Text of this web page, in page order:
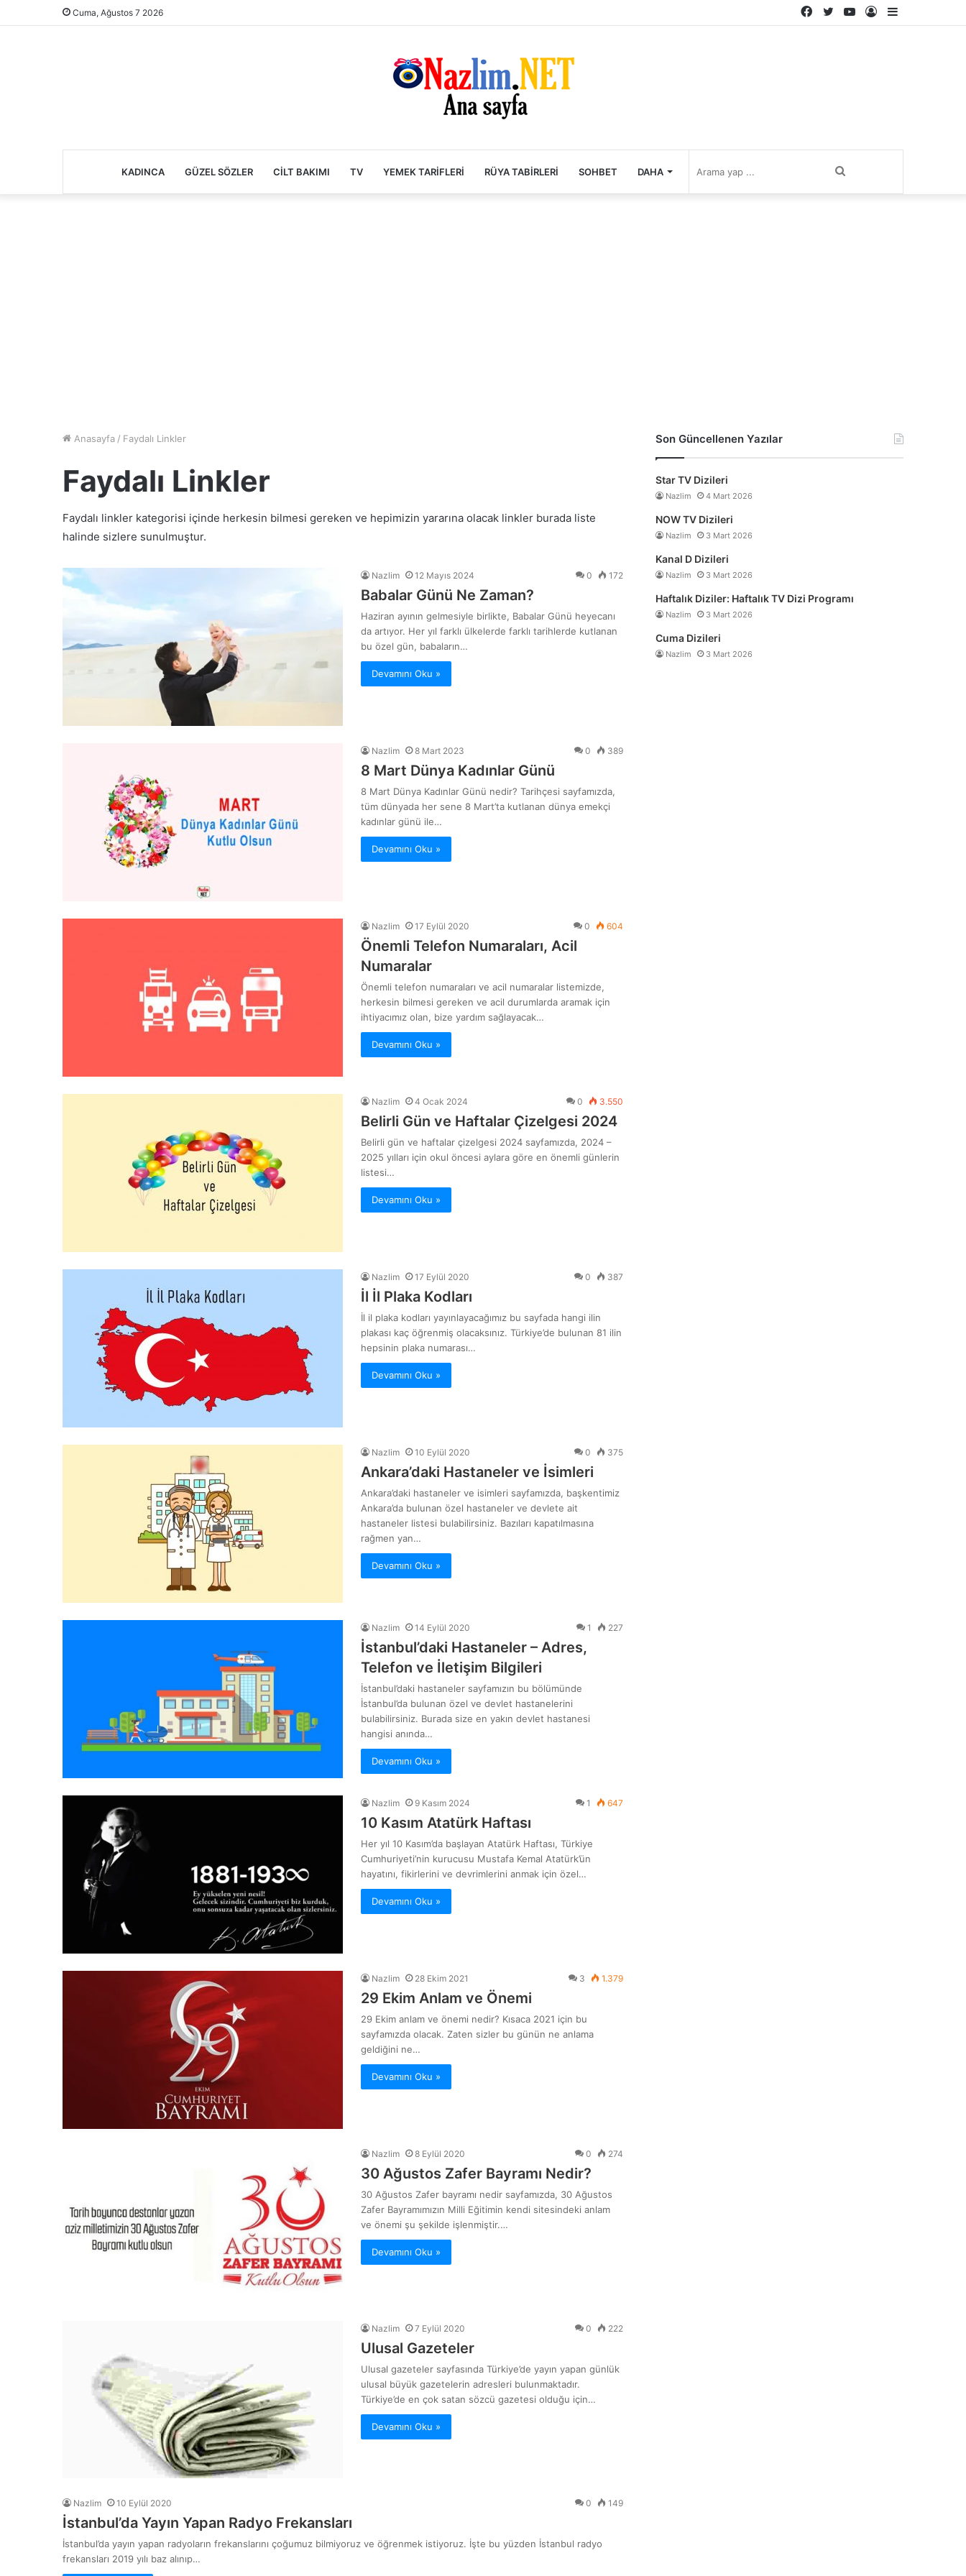
Cuma, Ağustos 7 2026
Kenar
Kayıt
YouTube
Twitter
Facebook
KADINCA GÜZEL SÖZLER CILT BAKIMI TV YEMEK TARIFLERI RÜYA TABIRLERI SOHBET DAHA
Anasayfa / Faydalı Linkler
Faydalı Linkler
Faydalı linkler kategorisi içinde herkesin bilmesi gereken ve hepimizin yararına olacak linkler burada liste
halinde sizlere sunulmuştur.
Nazlim 12 Mayıs 2024 0 172
Babalar Günü Ne Zaman?
Haziran ayının gelmesiyle birlikte, Babalar Günü heyecanı
da artıyor. Her yıl farklı ülkelerde farklı tarihlerde kutlanan
bu özel gün, babaların…
Devamını Oku »
Nazlim 8 Mart 2023 0 389
8 Mart Dünya Kadınlar Günü
8 Mart Dünya Kadınlar Günü nedir? Tarihçesi sayfamızda,
tüm dünyada her sene 8 Mart’ta kutlanan dünya emekçi
kadınlar günü ile…
Devamını Oku »
Nazlim 17 Eylül 2020 0 604
Önemli Telefon Numaraları, Acil
Numaralar
Önemli telefon numaraları ve acil numaralar listemizde,
herkesin bilmesi gereken ve acil durumlarda aramak için
ihtiyacımız olan, bize yardım sağlayacak…
Devamını Oku »
Nazlim 4 Ocak 2024 0 3.550
Belirli Gün ve Haftalar Çizelgesi 2024
Belirli gün ve haftalar çizelgesi 2024 sayfamızda, 2024 –
2025 yılları için okul öncesi aylara göre en önemli günlerin
listesi…
Devamını Oku »
Nazlim 17 Eylül 2020 0 387
İl İl Plaka Kodları
İl il plaka kodları yayınlayacağımız bu sayfada hangi ilin
plakası kaç öğrenmiş olacaksınız. Türkiye’de bulunan 81 ilin
hepsinin plaka numarası…
Devamını Oku »
Nazlim 10 Eylül 2020 0 375
Ankara’daki Hastaneler ve İsimleri
Ankara’daki hastaneler ve isimleri sayfamızda, başkentimiz
Ankara’da bulunan özel hastaneler ve devlete ait
hastaneler listesi bulabilirsiniz. Bazıları kapatılmasına
rağmen yan…
Devamını Oku »
Nazlim 14 Eylül 2020 1 227
İstanbul’daki Hastaneler – Adres,
Telefon ve İletişim Bilgileri
İstanbul’daki hastaneler sayfamızın bu bölümünde
İstanbul’da bulunan özel ve devlet hastanelerini
bulabilirsiniz. Burada size en yakın devlet hastanesi
hangisi anında…
Devamını Oku »
Nazlim 9 Kasım 2024 1 647
10 Kasım Atatürk Haftası
Her yıl 10 Kasım’da başlayan Atatürk Haftası, Türkiye
Cumhuriyeti’nin kurucusu Mustafa Kemal Atatürk’ün
hayatını, fikirlerini ve devrimlerini anmak için özel…
Devamını Oku »
Nazlim 28 Ekim 2021 3 1.379
29 Ekim Anlam ve Önemi
29 Ekim anlam ve önemi nedir? Kısaca 2021 için bu
sayfamızda olacak. Zaten sizler bu günün ne anlama
geldiğini ne…
Devamını Oku »
Nazlim 8 Eylül 2020 0 274
30 Ağustos Zafer Bayramı Nedir?
30 Ağustos Zafer bayramı nedir sayfamızda, 30 Ağustos
Zafer Bayramımızın Milli Eğitimin kendi sitesindeki anlam
ve önemi şu şekilde işlenmiştir.…
Devamını Oku »
Nazlim 7 Eylül 2020 0 222
Ulusal Gazeteler
Ulusal gazeteler sayfasında Türkiye’de yayın yapan günlük
ulusal büyük gazetelerin adresleri bulunmaktadır.
Türkiye’de en çok satan sözcü gazetesi olduğu için…
Devamını Oku »
Nazlim 10 Eylül 2020 0 149
İstanbul’da Yayın Yapan Radyo Frekansları
İstanbul’da yayın yapan radyoların frekanslarını çoğumuz bilmiyoruz ve öğrenmek istiyoruz. İşte bu yüzden İstanbul radyo
frekansları 2019 yılı baz alınıp…
Son Güncellenen Yazılar
Star TV Dizileri
Nazlim 4 Mart 2026
NOW TV Dizileri
Nazlim 3 Mart 2026
Kanal D Dizileri
Nazlim 3 Mart 2026
Haftalık Diziler: Haftalık TV Dizi Programı
Nazlim 3 Mart 2026
Cuma Dizileri
Nazlim 3 Mart 2026